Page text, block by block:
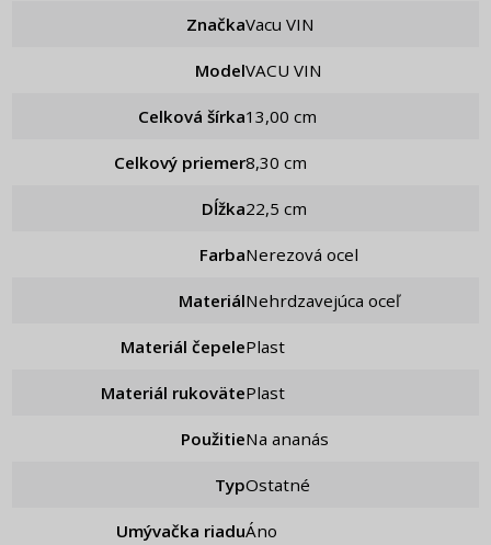
Značka Vacu VIN
Model VACU VIN
Celková šírka 13,00 cm
Celkový priemer 8,30 cm
Dĺžka 22,5 cm
Farba Nerezová ocel
Materiál Nehrdzavejúca oceľ
Materiál čepele Plast
Materiál rukoväte Plast
Použitie Na ananás
Typ Ostatné
Umývačka riadu Áno